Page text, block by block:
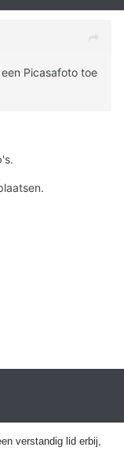
Picasafoto toe
verstandig lid erbij,